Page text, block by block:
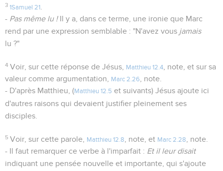
3 1Samuel 21
- Pas même lu !Il y a, dans ce terme, une ironie que Marc
rend par une expression semblable : "N'avez vous jamais
lu ?"
4 Voir, sur cette réponse de Jésus, Matthieu 12.4
, note, et sur sa
valeur comme argumentation,
Marc 2.26
, note.
- D'après Matthieu, (Matthieu 12.5 et suivants) Jésus ajoute ici
d'autres raisons qui devaient justifier pleinement ses
disciples.
5 Voir, sur cette parole, Matthieu 12.8 , note, et Marc 2.28
, note.
- Il faut remarquer ce verbe à l'imparfait : Et il leur disait
indiquant une pensée nouvelle et importante, qui s'ajoute